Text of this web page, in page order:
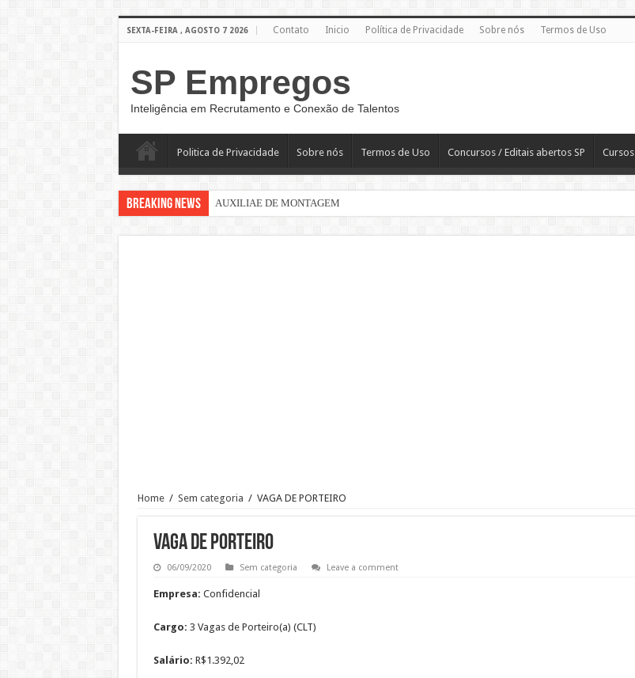
SEXTA-FEIRA , AGOSTO 7 2026 Contato Inicio Política de Privacidade Sobre nós Termos de Uso
SP Empregos
Inteligência em Recrutamento e Conexão de Talentos
Politica de Privacidade Sobre nós Termos de Uso Concursos / Editais abertos SP Cursos
Breaking News AUXILIAE DE MONTAGEM
Trabalho de Frentista em Santo André: Salário e Benefícios
Analista Administrativo Financeiro Pleno Home Office
Home / Sem categoria / VAGA DE PORTEIRO
VAGA DE PORTEIRO
06/09/2020 Sem categoria Leave a comment
Empresa: Confidencial
Cargo: 3 Vagas de Porteiro(a) (CLT)
Salário: R$1.392,02